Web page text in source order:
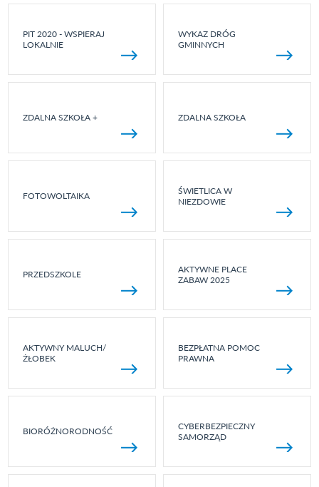
PIT 2020 - WSPIERAJ
LOKALNIE
WYKAZ DRÓG
GMINNYCH
ZDALNA SZKOŁA + ZDALNA SZKOŁA
FOTOWOLTAIKA
ŚWIETLICA W
NIEZDOWIE
PRZEDSZKOLE
AKTYWNE PLACE
ZABAW 2025
AKTYWNY MALUCH/
ŻŁOBEK
BEZPŁATNA POMOC
PRAWNA
BIORÓŻNORODNOŚĆ
CYBERBEZPIECZNY
SAMORZĄD